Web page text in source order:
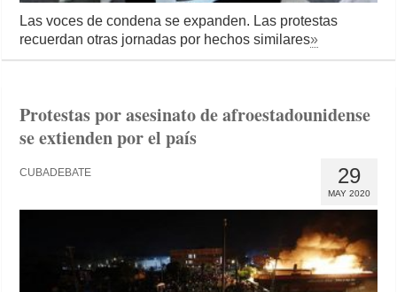
Las voces de condena se expanden. Las protestas
recuerdan otras jornadas por hechos similares»
Protestas por asesinato de afroestadounidense
se extienden por el país
29
MAY 2020
CUBADEBATE